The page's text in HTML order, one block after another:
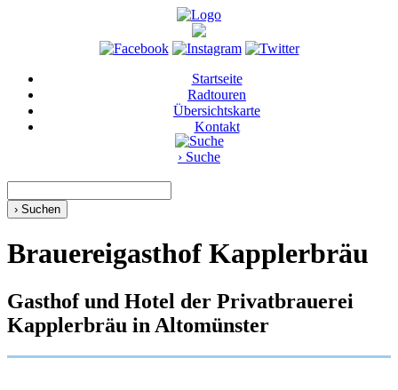
Startseite
Radtouren
Übersichtskarte
Kontakt
› Suche
Brauereigasthof Kapplerbräu
Gasthof und Hotel der Privatbrauerei
Kapplerbräu in Altomünster